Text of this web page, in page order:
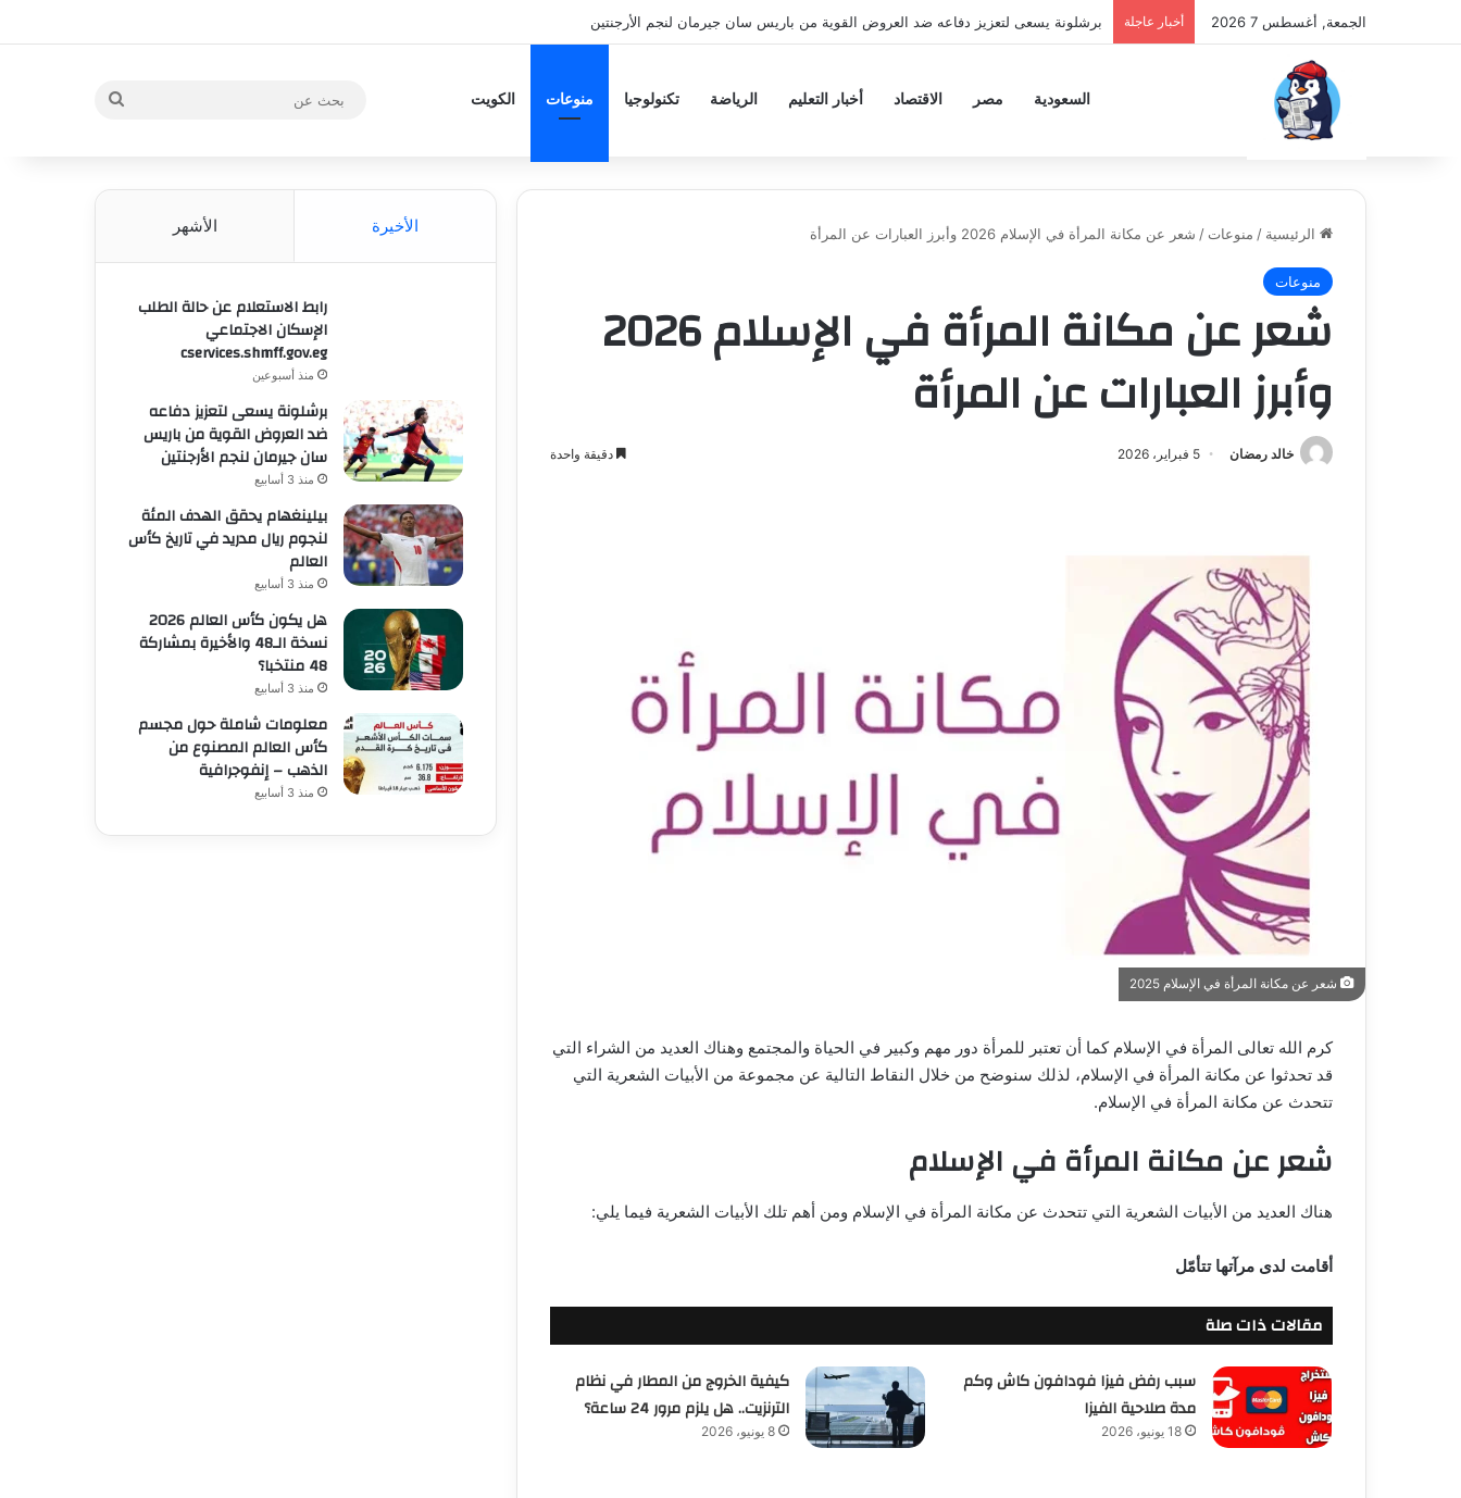
الجمعة, أغسطس 7 2026 أخبار عاجلة برشلونة يسعى لتعزيز دفاعه ضد العروض القوية من باريس سان جيرمان لنجم الأرجنتين
السعودية مصر الاقتصاد أخبار التعليم الرياضة تكنولوجيا منوعات الكويت
بحث
الرئيسية / منوعات / شعر عن مكانة المرأة في الإسلام 2026 وأبرز العبارات عن المرأة
منوعات
شعر عن مكانة المرأة في الإسلام 2026
وأبرز العبارات عن المرأة
خالد رمضان 5 فبراير، 2026 دقيقة واحدة
شعر عن مكانة المرأة في الإسلام 2025
كرم الله تعالى المرأة في الإسلام كما أن تعتبر للمرأة دور مهم وكبير في الحياة والمجتمع وهناك العديد من الشراء التي
قد تحدثوا عن مكانة المرأة في الإسلام، لذلك سنوضح من خلال النقاط التالية عن مجموعة من الأبيات الشعرية التي
تتحدث عن مكانة المرأة في الإسلام.
شعر عن مكانة المرأة في الإسلام
هناك العديد من الأبيات الشعرية التي تتحدث عن مكانة المرأة في الإسلام ومن أهم تلك الأبيات الشعرية فيما يلي:
أقامت لدى مرآتها تتأمّل
مقالات ذات صلة
سبب رفض فيزا فودافون كاش وكم
مدة صلاحية الفيزا
18 يونيو، 2026
كيفية الخروج من المطار في نظام
الترنزيت.. هل يلزم مرور 24 ساعة؟
8 يونيو، 2026
الأخيرة الأشهر
رابط الاستعلام عن حالة الطلب
الإسكان الاجتماعي
cservices.shmff.gov.eg
منذ أسبوعين
برشلونة يسعى لتعزيز دفاعه
ضد العروض القوية من باريس
سان جيرمان لنجم الأرجنتين
منذ 3 أسابيع
بيلينغهام يحقق الهدف المئة
لنجوم ريال مدريد في تاريخ كأس
العالم
منذ 3 أسابيع
هل يكون كأس العالم 2026
نسخة الـ48 والأخيرة بمشاركة
48 منتخبا؟
منذ 3 أسابيع
معلومات شاملة حول مجسم
كأس العالم المصنوع من
الذهب – إنفوجرافية
منذ 3 أسابيع